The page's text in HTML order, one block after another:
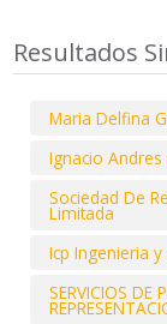
Resultados
Maria Delfina
Ignacio
Sociedad De
Limitada
Icp Ingenieria
SERVICIOS DE